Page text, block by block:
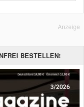
Anzeige
BESTELLEN!